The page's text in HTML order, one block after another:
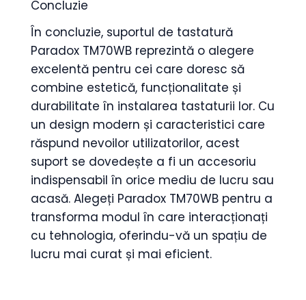
Concluzie
În concluzie, suportul de tastatură
Paradox TM70WB reprezintă o alegere
excelentă pentru cei care doresc să
combine estetică, funcționalitate și
durabilitate în instalarea tastaturii lor. Cu
un design modern și caracteristici care
răspund nevoilor utilizatorilor, acest
suport se dovedește a fi un accesoriu
indispensabil în orice mediu de lucru sau
acasă. Alegeți Paradox TM70WB pentru a
transforma modul în care interacționați
cu tehnologia, oferindu-vă un spațiu de
lucru mai curat și mai eficient.